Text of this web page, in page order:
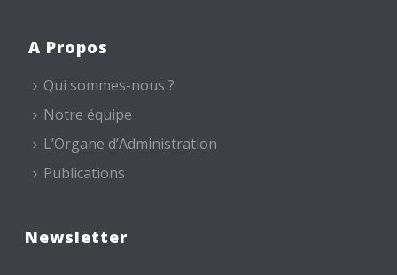
A Propos
Qui sommes-nous ?
Notre équipe
L’Organe d’Administration
Publications
Newsletter